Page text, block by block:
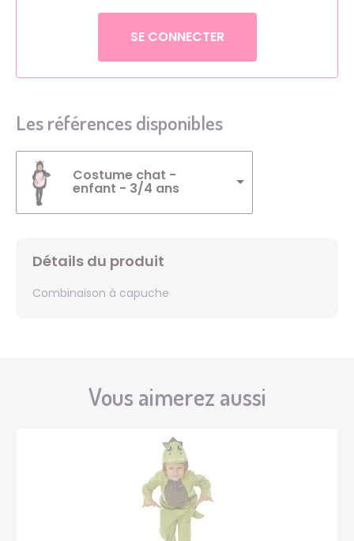
SE CONNECTER
Les références disponibles
Costume chat -
enfant - 3/4 ans
Détails du produit
Combinaison à capuche
Vous aimerez aussi